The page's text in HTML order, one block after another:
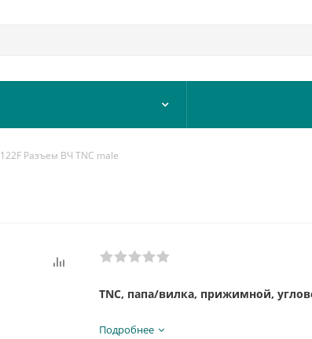
Разъем ВЧ TNC male
TNC, папа/вилка, прижимной,
Подробнее